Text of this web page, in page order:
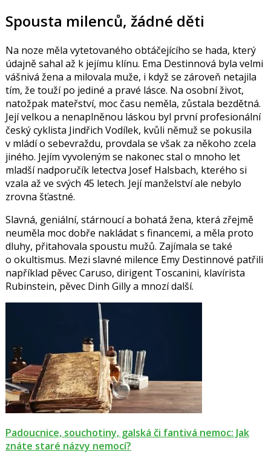
Spousta milenců, žádné děti
Na noze měla vytetovaného obtáčejícího se hada, který
údajně sahal až k jejímu klínu. Ema Destinnová byla velmi
vášnivá žena a milovala muže, i když se zároveň netajila
tím, že touží po jediné a pravé lásce. Na osobní život,
natožpak mateřství, moc času neměla, zůstala bezdětná.
Její velkou a nenaplněnou láskou byl první profesionální
český cyklista Jindřich Vodílek, kvůli němuž se pokusila
v mládí o sebevraždu, provdala se však za někoho zcela
jiného. Jejím vyvoleným se nakonec stal o mnoho let
mladší nadporučík letectva Josef Halsbach, kterého si
vzala až ve svých 45 letech. Její manželství ale nebylo
zrovna šťastné.
Slavná, geniální, stárnoucí a bohatá žena, která zřejmě
neuměla moc dobře nakládat s financemi, a měla proto
dluhy, přitahovala spoustu mužů. Zajímala se také
o okultismus. Mezi slavné milence Emy Destinnové patřili
například pěvec Caruso, dirigent Toscanini, klavírista
Rubinstein, pěvec Dinh Gilly a mnozí další.
Padoucnice, souchotiny, galská či fantivá nemoc: Jak
znáte staré názvy nemocí?